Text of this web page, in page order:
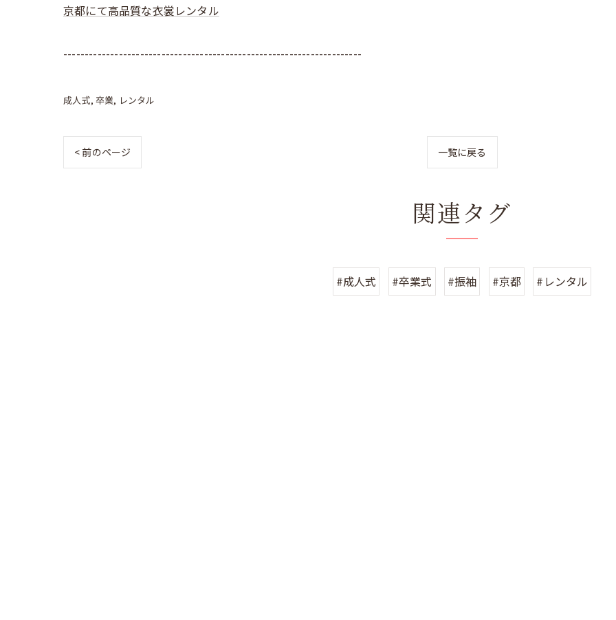
京都にて高品質な衣裳レンタル
----------------------------------------------------------------------
成人式 卒業 レンタル
< 前のページ 一覧に戻る
関連タグ
#成人式 #卒業式 #振袖 #京都 #レンタル